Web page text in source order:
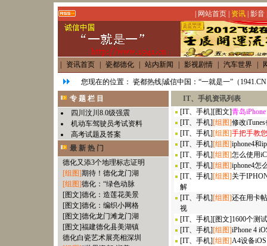
网站首页| 资讯| 影音
资讯首页 瓷都德化 站内新闻 影视剧情 汽车世界
您现在的位置： 瓷都热线|诚信中国：“一就是一”（
专 题 栏 目
四川汶川8.0级强震
机动车驾驶员考试资料
高考试题及答案
最 新 热 门
德化又添3个地理标志证明
[组图]期待！德化龙门湖
[组图]德化：“绿色动脉
[图文]德化：造莲花美景
[图文]德化：编织小网格
[图文]德化龙门滩龙门湖
[图文]福建德化县美湖镇
德化白瓷艺术展亮相深圳
IT、手机资讯列表
[IT、手机][图文]青岛
[IT、手机][组图]修改
[IT、手机][组图]手把手教
[IT、手机][组图]iphone4和
[IT、手机][组图]怎么使用
[IT、手机][组图]iphone4怎
[IT、手机][组图]关于
解
[IT、手机][组图]还在用卡
视
[IT、手机][图文]1600个测
[IT、手机][组图]iPhone 4
[IT、手机][组图]A4设备